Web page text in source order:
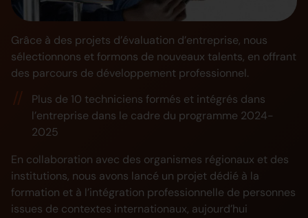
Grâce à des projets d’évaluation d’entreprise, nous
sélectionnons et formons de nouveaux talents, en offrant
des parcours de développement professionnel.
Plus de 10 techniciens formés et intégrés dans
l’entreprise dans le cadre du programme 2024-
2025
En collaboration avec des organismes régionaux et des
institutions, nous avons lancé un projet dédié à la
formation et à l’intégration professionnelle de personnes
issues de contextes internationaux, aujourd’hui